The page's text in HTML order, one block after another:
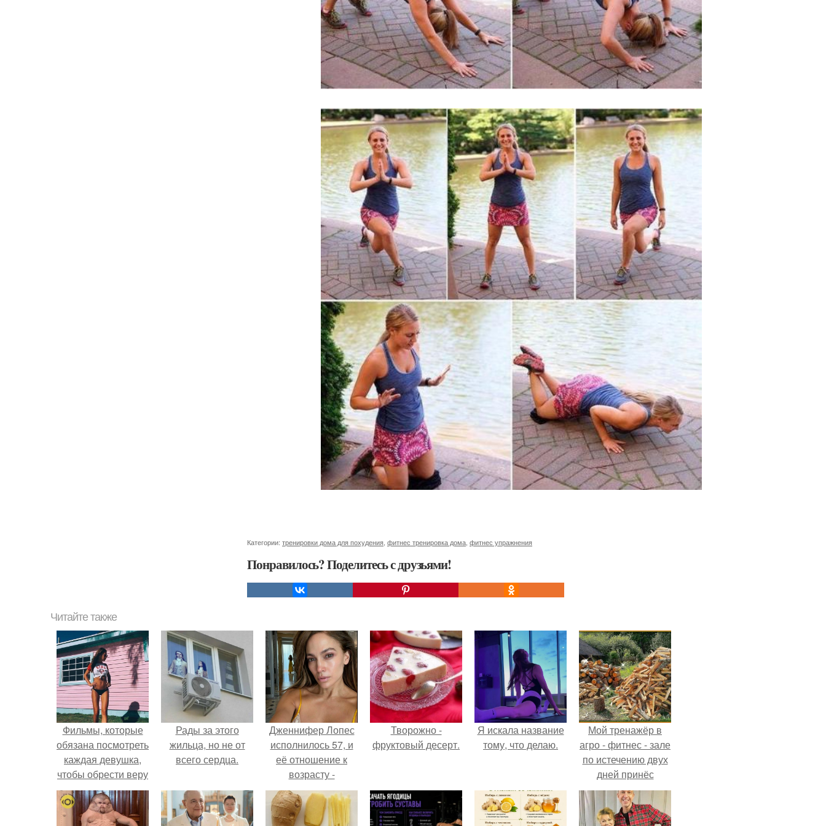
Категории: тренировки дома для похудения, фитнес тренировка дома, фитнес упражнения
Понравилось? Поделитесь с друзьями!
Читайте также
Фильмы, которые
обязана посмотреть
каждая девушка,
чтобы обрести веру
в себя?
Рады за этого
жильца, но не от
всего сердца.
Дженнифер Лопес
исполнилось 57, и
её отношение к
возрасту -
настоящий
манифест
уверенности: "не
Творожно -
фруктовый десерт.
Я искала название
тому, что делаю.
Мой тренажёр в
агро - фитнес - зале
по истечению двух
дней принёс
ощутимый
результат.